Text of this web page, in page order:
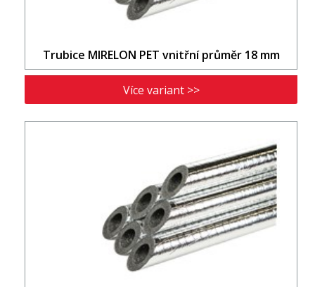
Trubice MIRELON PET vnitřní průměr 18 mm
Více variant >>